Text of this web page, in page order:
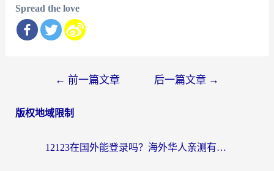
Spread the love
导
← 前一篇文章 后一篇文章 →
版权地域限制
12123在国外能登录吗？海外华人亲测有效的回国加速器选择指南